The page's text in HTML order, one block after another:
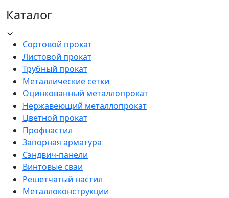
Каталог
Сортовой прокат
Листовой прокат
Трубный прокат
Металлические сетки
Оцинкованный металлопрокат
Нержавеющий металлопрокат
Цветной прокат
Профнастил
Запорная арматура
Сэндвич-панели
Винтовые сваи
Решетчатый настил
Металлоконструкции